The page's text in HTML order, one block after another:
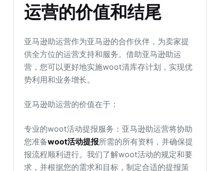
运营的价值和结尾
亚马逊助运营作为亚马逊的合作伙伴，为卖家提
供全方位的运营支持和服务。借助亚马逊助运
营，您可以更好地实施woot清库存计划，实现优
势利用和业务增长。
亚马逊助运营的价值在于：
专业的woot活动提报服务：亚马逊助运营将协助
您准备woot活动提报所需的所有资料，并确保提
报流程顺利进行。我们了解woot活动的规定和要
求，并根据您的需求和目标，制定合适的提报策